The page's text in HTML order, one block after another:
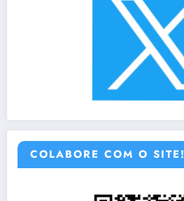
COLABORE COM O SITE!